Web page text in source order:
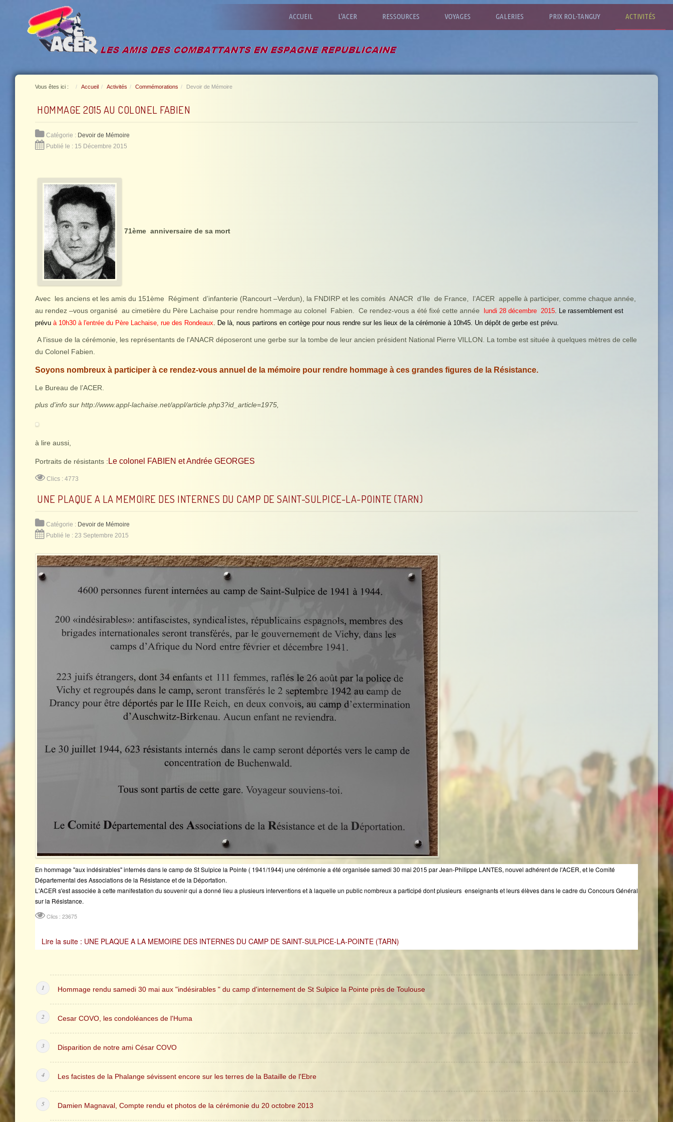
ACCUEIL L'ACER RESSOURCES VOYAGES GALERIES PRIX ROL-TANGUY ACTIVITÉS
Vous êtes ici : Accueil Activités Commémorations Devoir de Mémoire
HOMMAGE 2015 AU COLONEL FABIEN
Catégorie : Devoir de Mémoire
Publié le : 15 Décembre 2015
71ème anniversaire de sa mort
Avec les anciens et les amis du 151ème Régiment d’infanterie (Rancourt –Verdun), la FNDIRP et les comités ANACR d’Ile de France, l’ACER appelle à participer, comme chaque année,
au rendez –vous organisé au cimetière du Père Lachaise pour rendre hommage au colonel Fabien. Ce rendez-vous a été fixé cette année
lundi 28 décembre 2015. Le rassemblement est
prévu à 10h30 à l'entrée du Père Lachaise, rue des Rondeaux. De là, nous partirons en cortège pour nous rendre sur les lieux de la cérémonie à 10h45. Un dépôt de gerbe est prévu.
A l'issue de la cérémonie, les représentants de l'ANACR déposeront une gerbe sur la tombe de leur ancien président National Pierre VILLON. La tombe est située à quelques mètres de celle
du Colonel Fabien.
Soyons nombreux à participer à ce rendez-vous annuel de la mémoire pour rendre hommage à ces grandes figures de la Résistance.
Le Bureau de l’ACER.
plus d'info sur http://www.appl-lachaise.net/appl/article.php3?id_article=1975,
à lire aussi,
Portraits de résistants : Le colonel FABIEN et Andrée GEORGES
Clics : 4773
UNE PLAQUE A LA MEMOIRE DES INTERNES DU CAMP DE SAINT-SULPICE-LA-POINTE (TARN)
Catégorie : Devoir de Mémoire
Publié le : 23 Septembre 2015
En hommage "aux indésirables" internés dans le camp de St Sulpice la Pointe ( 1941/1944) une cérémonie a été organisée samedi 30 mai 2015 par Jean-Philippe LANTES, nouvel adhérent de l'ACER, et le Comité
Départemental des Associations de la Résistance et de la Déportation.
L'ACER s'est associée à cette manifestation du souvenir qui a donné lieu a plusieurs interventions et à laquelle un public nombreux a participé dont plusieurs enseignants et leurs élèves dans le cadre du Concours Général
sur la Résistance.
Clics : 23675
Lire la suite : UNE PLAQUE A LA MEMOIRE DES INTERNES DU CAMP DE SAINT-SULPICE-LA-POINTE (TARN)
Hommage rendu samedi 30 mai aux "indésirables " du camp d'internement de St Sulpice la Pointe près de Toulouse
Cesar COVO, les condoléances de l'Huma
Disparition de notre ami César COVO
Les facistes de la Phalange sévissent encore sur les terres de la Bataille de l'Ebre
Damien Magnaval, Compte rendu et photos de la cérémonie du 20 octobre 2013